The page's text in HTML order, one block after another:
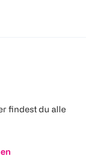
findest du alle